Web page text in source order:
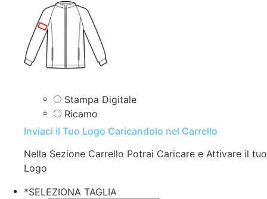
Stampa Digitale
Ricamo
Inviaci il Tuo Logo Caricandolo nel Carrello
Nella Sezione Carrello Potrai Caricare e Attivare il tuo
Logo
*SELEZIONA TAGLIA